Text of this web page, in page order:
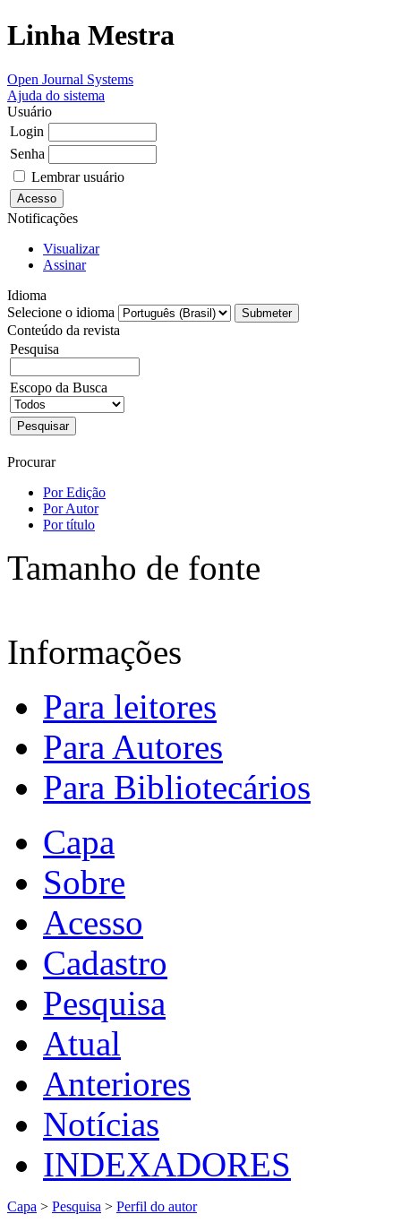
Linha Mestra
Open Journal Systems
Ajuda do sistema
Usuário
Login
Senha
Lembrar usuário
Notificações
Visualizar
Assinar
Idioma
Selecione o idioma
Conteúdo da revista
Pesquisa
Escopo da Busca
Procurar
Por Edição
Por Autor
Por título
Tamanho de fonte
Informações
Para leitores
Para Autores
Para Bibliotecários
Capa
Sobre
Acesso
Cadastro
Pesquisa
Atual
Anteriores
Notícias
INDEXADORES
Capa > Pesquisa > Perfil do autor